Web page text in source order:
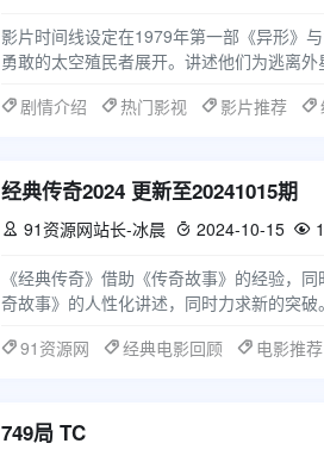
影片时间线设定在1979年第一部《异形》
勇敢的太空殖民者展开。讲述他们为逃离
剧情介绍
热门影视 影片推荐
经典传奇2024 更新至20241015期
 91资源网站长-冰晨  2024-10-15 
《经典传奇》借助《传奇故事》的经验，
奇故事》的人性化讲述，同时力求新的突
91资源网
经典电影回顾 电影推荐
749局 TC